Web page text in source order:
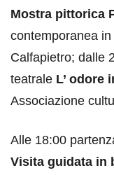
Mostra pittorica
contemporanea
Calfapietro; dalle
teatrale L’ odore
Associazione
Alle 18:00
Visita guidata in